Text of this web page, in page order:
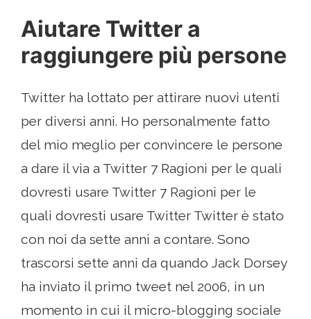
Aiutare Twitter a
raggiungere più persone
Twitter ha lottato per attirare nuovi utenti
per diversi anni. Ho personalmente fatto
del mio meglio per convincere le persone
a dare il via a Twitter 7 Ragioni per le quali
dovresti usare Twitter 7 Ragioni per le
quali dovresti usare Twitter Twitter è stato
con noi da sette anni a contare. Sono
trascorsi sette anni da quando Jack Dorsey
ha inviato il primo tweet nel 2006, in un
momento in cui il micro-blogging sociale